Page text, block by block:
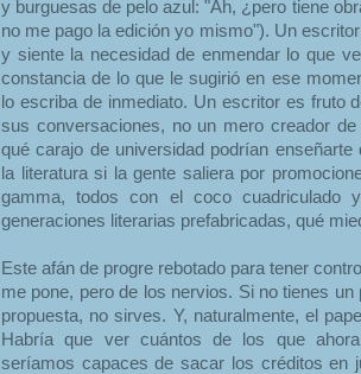
y burguesas de pelo azul: "Ah, ¿pero tiene
no me pago la edición yo mismo"). Un
y siente la necesidad de enmendar lo que
constancia de lo que le sugirió en ese
lo escriba de inmediato. Un escritor es fruto
sus conversaciones, no un mero creador
qué carajo de universidad podrían
la literatura si la gente saliera por
gamma, todos con el coco cuadriculado
generaciones literarias prefabricadas, qué
Este afán de progre rebotado para tener
me pone, pero de los nervios. Si no tienes
propuesta, no sirves. Y, naturalmente, el
Habría que ver cuántos de los que
seríamos capaces de sacar los créditos en